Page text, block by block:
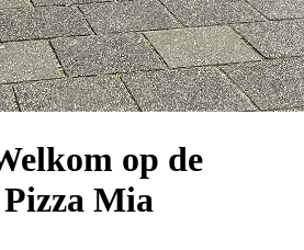
op de
Mia